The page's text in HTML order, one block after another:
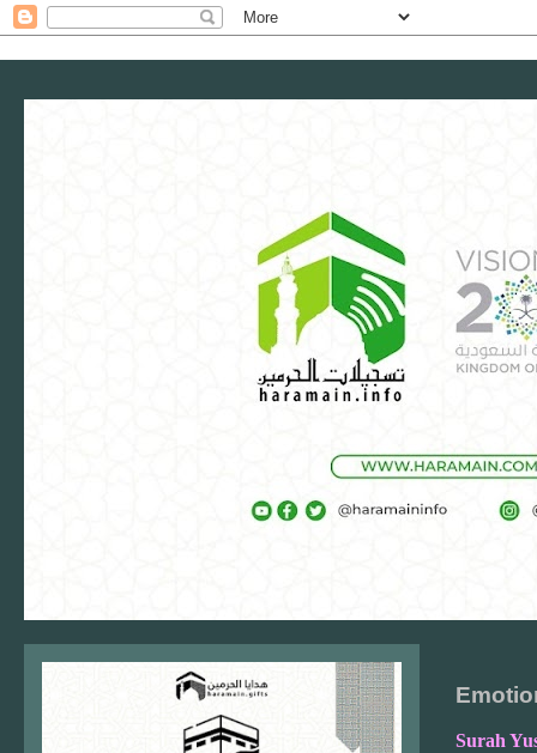
Surah